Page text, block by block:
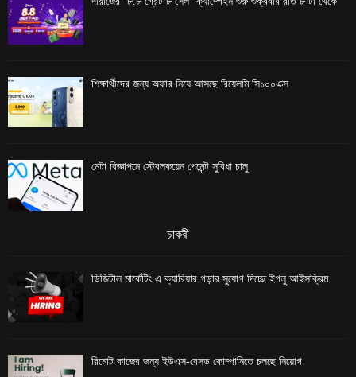
শিক্ষার্থীদের জন্য অফার নিয়ে আসছে রিয়েলমি সি১০০এক্স
মেটা বিজ্ঞাপনে স্টেবলকয়েন পেমেন্ট সুবিধা চালু
চাকরী
ডিজিটাল মার্কেটিং এ ক্যারিয়ার গড়ার সুযোগ দিচ্ছে ইগলু আইসক্রিম
রিমোট কাজের জন্য ইউএস-বেসড কোম্পানিতে চলছে নিয়োগ